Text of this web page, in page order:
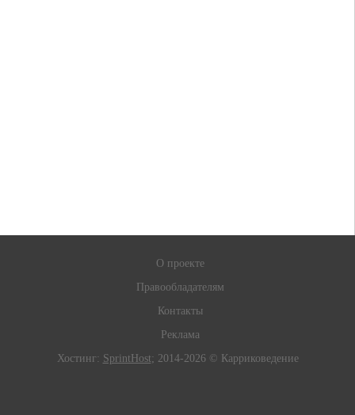
О проекте
Правообладателям
Контакты
Реклама
Хостинг: SprintHost; 2014-2026 © Карриковедение